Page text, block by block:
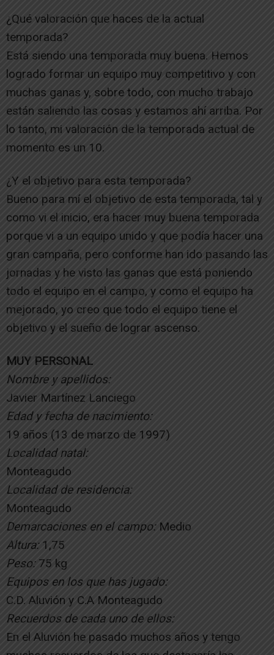
¿Qué valoración que haces de la actual
temporada?
Está siendo una temporada muy buena. Hemos
logrado formar un equipo muy competitivo y con
muchas ganas y, sobre todo, con mucho trabajo
están saliendo las cosas y estamos ahí arriba. Por
lo tanto, mi valoración de la temporada actual de
momento es un 10.
¿Y el objetivo para esta temporada?
Bueno para mí el objetivo de esta temporada, tal y
como vi el inicio, era hacer muy buena temporada
porque vi a un equipo unido y que podía hacer una
gran campaña, pero conforme han ido pasando las
jornadas y he visto las ganas que está poniendo
todo el equipo en el campo, y como el equipo ha
mejorado, yo creo que todo el equipo tiene el
objetivo y el sueño de lograr ascenso.
MUY PERSONAL
Nombre y apellidos:
Javier Martínez Lanciego
Edad y fecha de nacimiento:
19 años (13 de marzo de 1997)
Localidad natal:
Monteagudo
Localidad de residencia:
Monteagudo
Demarcaciones en el campo:Medio
Altura:1,75
Peso:75 kg
Equipos en los que has jugado:
C.D. Aluvión y C.A Monteagudo
Recuerdos de cada uno de ellos:
En el Aluvión he pasado muchos años y tengo